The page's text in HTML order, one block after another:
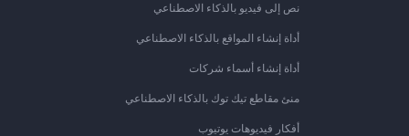
نص إلى فيديو بالذكاء الاصطناعي
أداة إنشاء المواقع بالذكاء الاصطناعي
أداة إنشاء أسماء شركات
منئ مقاطع تيك توك بالذكاء الاصطناعي
أفكار فيديوهات يوتيوب